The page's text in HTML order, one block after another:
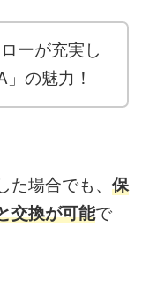
ーが充実し
の魅力！
場合でも、 保
交換が可能で